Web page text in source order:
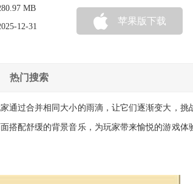
MB
12-31
苹果版下载
热门搜索
通过合并相同大小的雨滴，让它们逐渐变大，
搭配舒缓的背景音乐，为玩家带来愉悦的游戏体